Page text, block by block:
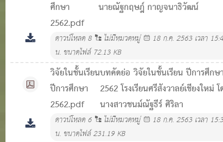
ศึกษา
2562.pdf
นายณัฐกฤษฎ์ กาญจนาธิวัฒน์
ดาวน์โหลด8 ไม่มีหมวดหมู่
18 ก.ค. 2563 เวลา
น. ขนาดไฟล์ 72.13 KB
วิจัยในชั้นเรียน
ปีการศึกษา
2562.pdf
บทคัดย่อ วิจัยในชั้นเรียน ปีการศึกษ
2562 โรงเรียนศรีสังวาลย์เชียงใหม่
นางสาวชนม์ณัฐธีร์ ศิริลา
ดาวน์โหลด6 ไม่มีหมวดหมู่
18 ก.ค. 2563 เวลา
น. ขนาดไฟล์ 231.19 KB